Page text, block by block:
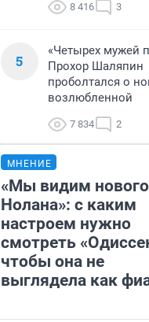
8 416 3
5
«Четырех мужей
Прохор Шаляпин
проболтался о
возлюбленной
7 834 2
МНЕНИЕ
«Мы видим нового
Нолана»: с каким
настроем нужно
смотреть
чтобы она не
выглядела как